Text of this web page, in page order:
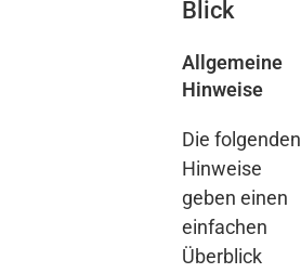
Blick
Allgemeine
Hinweise
Die folgenden
Hinweise
geben einen
einfachen
Überblick